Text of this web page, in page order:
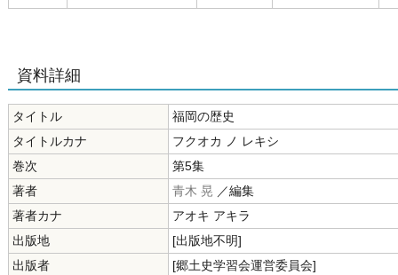
資料詳細
タイトル
福岡の歴史
タイトルカナ
フクオカ ノ レキシ
巻次
第5集
著者
青木 晃 ／編集
著者カナ
アオキ アキラ
出版地
[出版地不明]
出版者
[郷土史学習会運営委員会]